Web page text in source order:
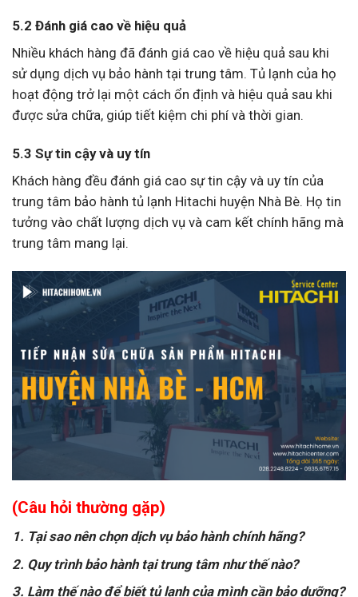
5.2 Đánh giá cao về hiệu quả
Nhiều khách hàng đã đánh giá cao về hiệu quả sau khi
sử dụng dịch vụ bảo hành tại trung tâm. Tủ lạnh của họ
hoạt động trở lại một cách ổn định và hiệu quả sau khi
được sửa chữa, giúp tiết kiệm chi phí và thời gian.
5.3 Sự tin cậy và uy tín
Khách hàng đều đánh giá cao sự tin cậy và uy tín của
trung tâm bảo hành tủ lạnh Hitachi huyện Nhà Bè. Họ tin
tưởng vào chất lượng dịch vụ và cam kết chính hãng mà
trung tâm mang lại.
(Câu hỏi thường gặp)
1. Tại sao nên chọn dịch vụ bảo hành chính hãng?
2. Quy trình bảo hành tại trung tâm như thế nào?
3. Làm thế nào để biết tủ lạnh của mình cần bảo dưỡng?